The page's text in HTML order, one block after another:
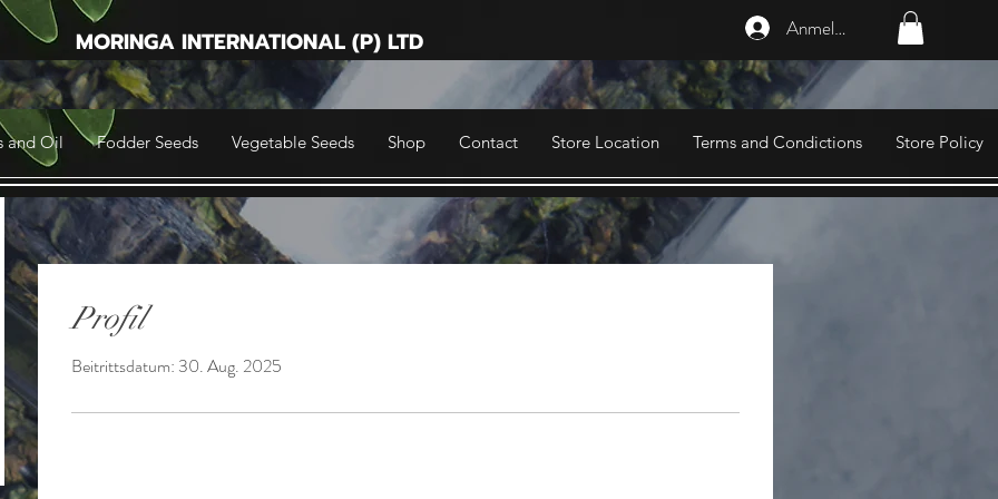
Anmelden
MORINGA INTERNATIONAL (P) LTD
and Oil Fodder Seeds Vegetable Seeds Shop Contact Store Location Terms and Condictions Store Policy
Profil
Beitrittsdatum: 30. Aug. 2025